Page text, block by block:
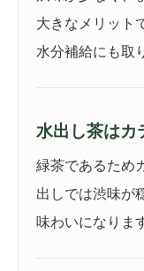
大きなメリット
水分補給にも取
水出し茶はカ
緑茶であるため
出しでは渋味が
味わいになりま